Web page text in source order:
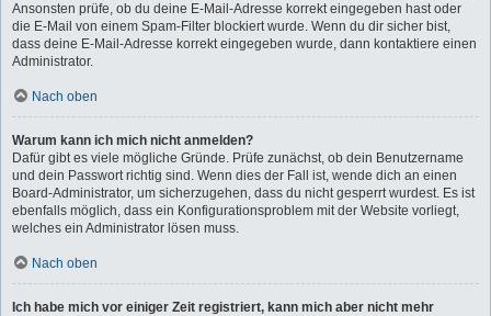
Ansonsten prüfe, ob du deine E-Mail-Adresse korrekt eingegeben hast oder
die E-Mail von einem Spam-Filter blockiert wurde. Wenn du dir sicher bist,
dass deine E-Mail-Adresse korrekt eingegeben wurde, dann kontaktiere einen
Administrator.
Nach oben
Warum kann ich mich nicht anmelden?
Dafür gibt es viele mögliche Gründe. Prüfe zunächst, ob dein Benutzername
und dein Passwort richtig sind. Wenn dies der Fall ist, wende dich an einen
Board-Administrator, um sicherzugehen, dass du nicht gesperrt wurdest. Es ist
ebenfalls möglich, dass ein Konfigurationsproblem mit der Website vorliegt,
welches ein Administrator lösen muss.
Nach oben
Ich habe mich vor einiger Zeit registriert, kann mich aber nicht mehr